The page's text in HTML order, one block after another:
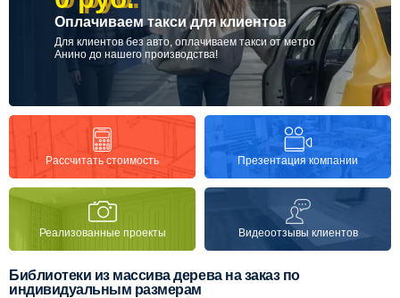
Заказать звонок
Каталог мебели на заказ
Оплата и доставка
Рассрочка и кредит
Схема работы
Оплачиваем такси для клиентов
Для клиентов без авто, оплачиваем такси от метро
Анино до нашего производства!
Рассчитать стоимость Презентация компании
Реализованные проекты Видеоотзывы клиентов
Библиотеки из массива дерева на заказ по
индивидуальным размерам